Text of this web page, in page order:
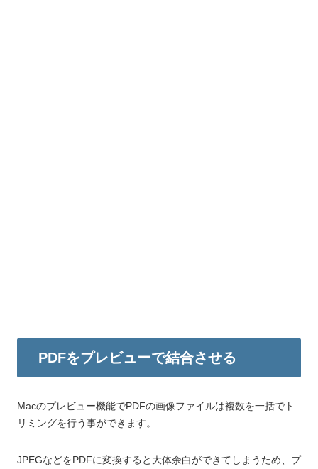
PDFをプレビューで結合させる
Macのプレビュー機能でPDFの画像ファイルは複数を一括でト
リミングを行う事ができます。
JPEGなどをPDFに変換すると大体余白ができてしまうため、プ